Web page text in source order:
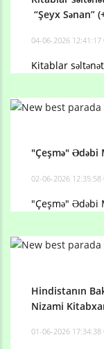
“Şeyx Sənan”
04-06-2026 12:41:17
Kitablar
"Çeşmə"
02-06-2026 12:35:58
"Çeşmə" Ədəbi
Hindistanın
Nizami
01-06-2026 17:34:38